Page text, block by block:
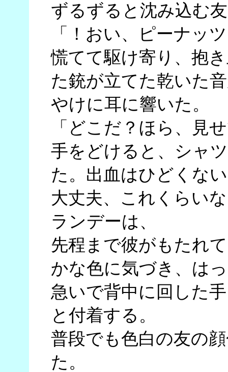
ずるずると沈み込む
「！おい、ピーナッ
慌てて駆け寄り、抱
た銃が立てた乾いた
やけに耳に響いた。
「どこだ？ほら、見
手をどけると、シャ
た。出血はひどくな
大丈夫、これくらい
ランデーは、
先程まで彼がもたれ
かな色に気づき、は
急いで背中に回した
と付着する。
普段でも色白の友の
た。